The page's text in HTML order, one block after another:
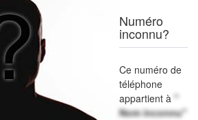
Numéro
inconnu?
Ce numéro de
téléphone
appartient à "
Nom inconnu"